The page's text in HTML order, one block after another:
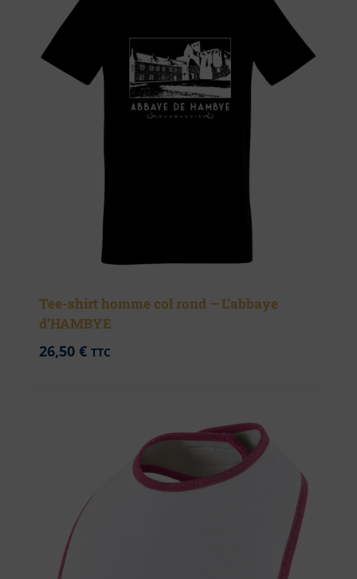
Tee-shirt homme col rond – L’abbaye
d’HAMBYE
26,50 € TTC